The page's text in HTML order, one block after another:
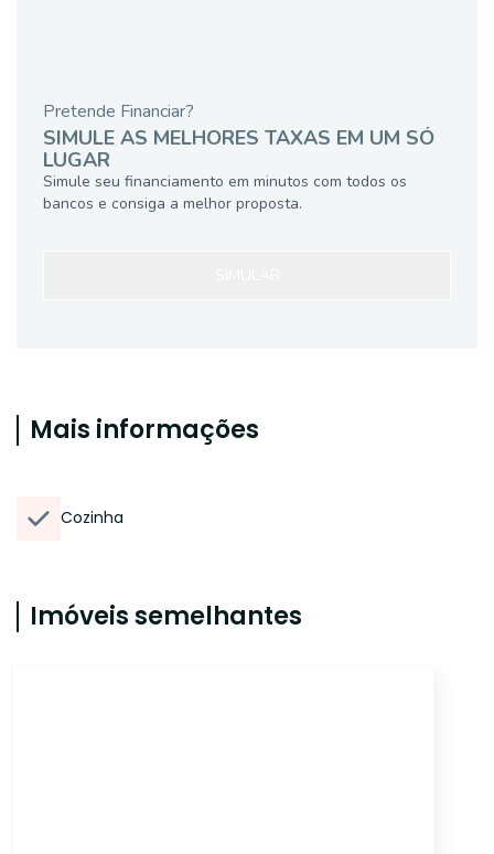
Pretende Financiar?
SIMULE AS MELHORES TAXAS EM UM SÓ
LUGAR
Simule seu financiamento em minutos com todos os
bancos e consiga a melhor proposta.
Mais informações
Cozinha
Imóveis semelhantes